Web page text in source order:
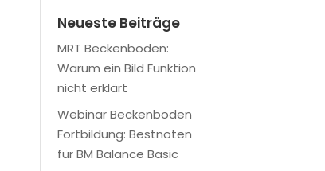
Neueste Beiträge
MRT Beckenboden:
Warum ein Bild Funktion
nicht erklärt
Webinar Beckenboden
Fortbildung: Bestnoten
für BM Balance Basic